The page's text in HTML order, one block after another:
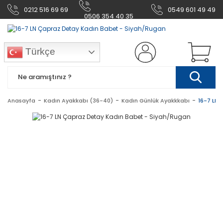
0212 516 69 69
0506 354 40 35
0549 601 49 49
Türkçe
Anasayfa Kadın Ayakkabı (36-40) Kadın Günlük Ayakkkabı 16-7 LN